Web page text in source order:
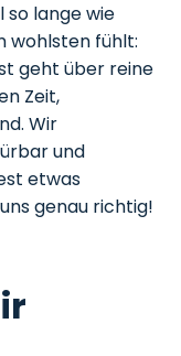
so lange wie
wohlsten fühlt:
geht über reine
Zeit,
Wir
und
etwas
genau richtig!